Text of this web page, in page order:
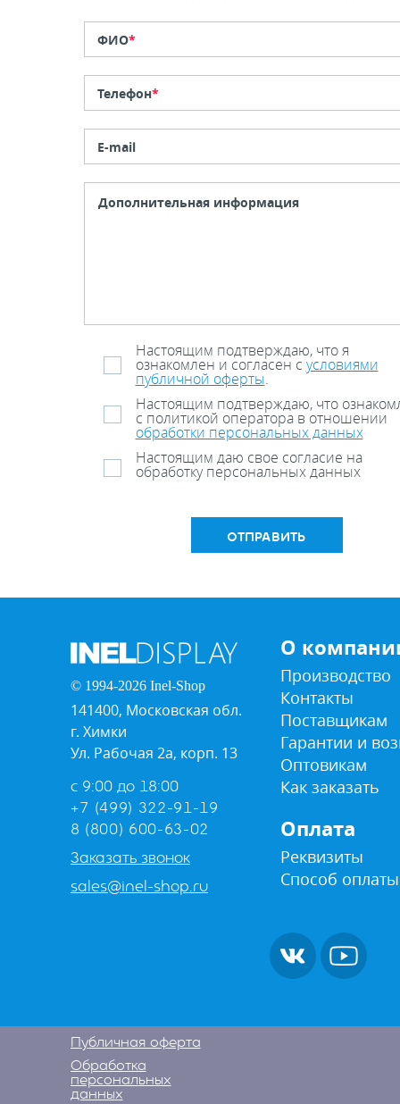
ФИО*
Телефон*
E-mail
Настоящим подтверждаю, что я
ознакомлен и согласен с условиями
публичной оферты.
Настоящим подтверждаю, что
с политикой оператора в отношении
обработки персональных данных
Настоящим даю свое согласие на
обработку персональных данных
ОТПРАВИТЬ
© 1994-2026 Inel-Shop
141400, Московская обл.
г. Химки
Ул. Рабочая 2а, корп. 13
с 9:00 до 18:00
+7 (499) 322-91-19
8 (800) 600-63-02
Заказать звонок
sales@inel-shop.ru
О
Производство
Контакты
Поставщикам
Гарантии и
Оптовикам
Как заказать
Оплата
Реквизиты
Способ оплаты
Публичная оферта
Обработка
персональных
данных